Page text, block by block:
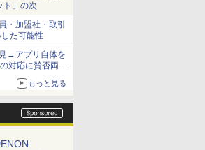
ト」の次
・加盟社・取引
した可能性
→アプリ自体を
対応に賛否両論
もっと見る